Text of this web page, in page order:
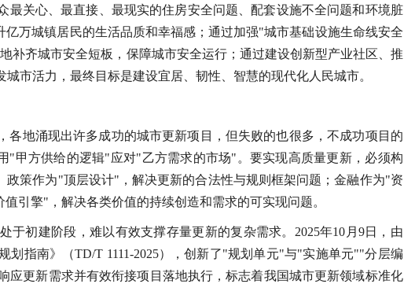
最关心、最直接、最现实的住房安全问题、配套设施不全问题和环境脏
万城镇居民的生活品质和幸福感；通过加强"城市基础设施生命线安全
补齐城市安全短板，保障城市安全运行；通过建设创新型产业社区、推
市活力，最终目标是建设宜居、韧性、智慧的现代化人民城市。
地涌现出许多成功的城市更新项目，但失败的也很多，不成功项目的
甲方供给的逻辑"应对"乙方需求的市场"。要实现高质量更新，必须构
策作为"顶层设计"，解决更新的合法性与规则框架问题；金融作为"资
引擎"，解决各类价值的持续创造和需求的可实现问题。
于初建阶段，难以有效支撑存量更新的复杂需求。2025年10月9日，由
划指南》（TD/T 1111-2025），创新了"规划单元"与"实施单元""分层编
更新需求并有效衔接项目落地执行，标志着我国城市更新领域标准化